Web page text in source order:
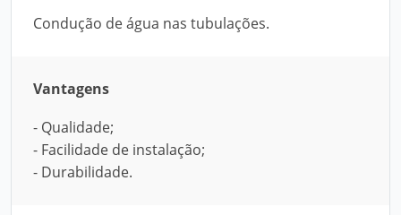
Condução de água nas tubulações.
Vantagens
- Qualidade;
- Facilidade de instalação;
- Durabilidade.